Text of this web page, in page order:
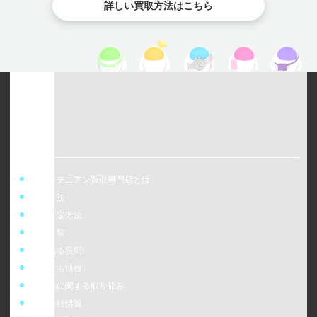
詳しい買取方法はこちら
ウォッチニアン買取専門店とは
買取方法
事前査定方法
店舗一覧
よくある質問
偽造品に関する取り組み